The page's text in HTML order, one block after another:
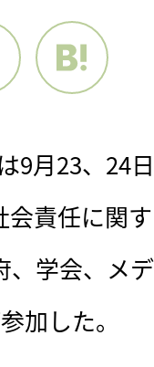
9月23、24
責任に関
学会、メ
加した。